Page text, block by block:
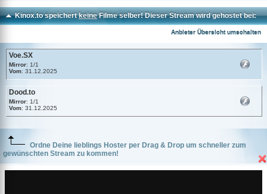
Kinox.to speichertkeineFilme selber! Dieser Stream wird gehostet bei:
Anbieter Übersicht umschalten
Voe.SX
Mirror: 1/1
Vom: 31.12.2025
Dood.to
Mirror: 1/1
Vom: 31.12.2025
Ordne Deine lieblings Hoster per Drag & Drop um schneller zum
gewünschten Stream zu kommen!